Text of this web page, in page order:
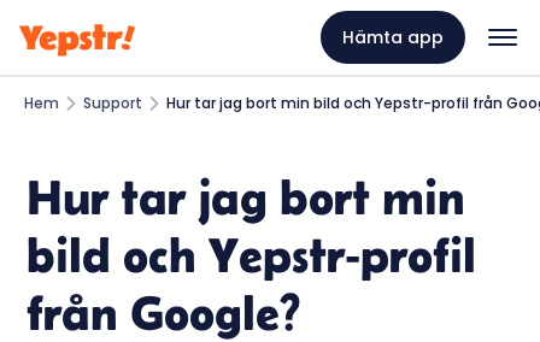
Hämta app
Hem Support Hur tar jag bort min bild och Yepstr-profil från
Hur tar jag bort min
bild och Yepstr-profil
från Google?